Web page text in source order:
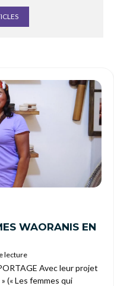
WAORANIS EN
lecture
Avec leur projet
(« Les femmes qui